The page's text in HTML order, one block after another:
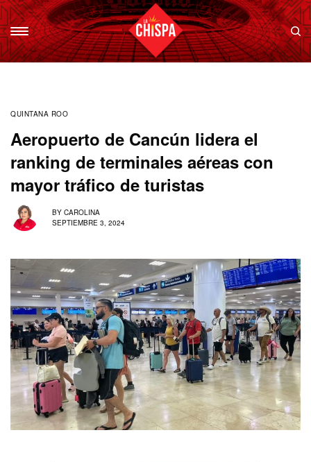
QUINTANA ROO
Aeropuerto de Cancún lidera el
ranking de terminales aéreas con
mayor tráfico de turistas
BY CAROLINA
SEPTIEMBRE 3, 2024